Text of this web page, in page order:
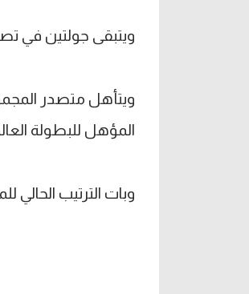
ويتبقى جولتين في
ويتأهل متصدر
المؤهل للبطولة
وبات الترتيب الحالي